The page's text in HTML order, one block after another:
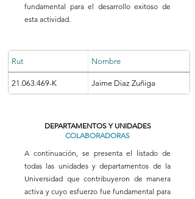
fundamental para el desarrollo exitoso de
esta actividad.
Rut Nombre
21.063.469-K Jaime Diaz Zuñiga
DEPARTAMENTOS Y UNIDADES
COLABORADORAS
A continuación, se presenta el listado de
todas las unidades y departamentos de la
Universidad que contribuyeron de manera
activa y cuyo esfuerzo fue fundamental para